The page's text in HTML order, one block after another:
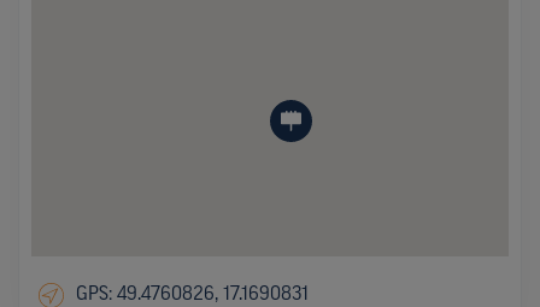
GPS: 49.4760826, 17.1690831